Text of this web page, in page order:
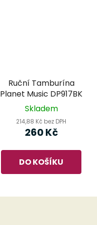
Ruční Tamburína
Planet Music DP917BK
Skladem
214,88 Kč bez DPH
260 Kč
DO KOŠÍKU